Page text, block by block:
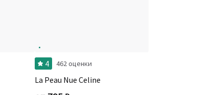
4 462 оценки
La Peau Nue Celine